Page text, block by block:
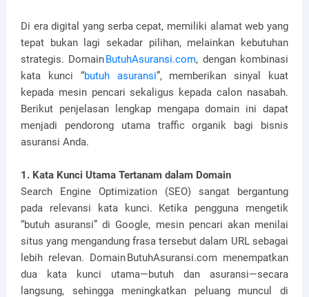
Di era digital yang serba cepat, memiliki alamat web yang
tepat bukan lagi sekadar pilihan, melainkan kebutuhan
strategis. DomainButuhAsuransi.com, dengan kombinasi
kata kunci “butuh asuransi”, memberikan sinyal kuat
kepada mesin pencari sekaligus kepada calon nasabah.
Berikut penjelasan lengkap mengapa domain ini dapat
menjadi pendorong utama traffic organik bagi bisnis
asuransi Anda.
1. Kata Kunci Utama Tertanam dalam Domain
Search Engine Optimization (SEO) sangat bergantung
pada relevansi kata kunci. Ketika pengguna mengetik
“butuh asuransi” di Google, mesin pencari akan menilai
situs yang mengandung frasa tersebut dalam URL sebagai
lebih relevan. Domain ButuhAsuransi.com menempatkan
dua kata kunci utama—butuh dan asuransi—secara
langsung, sehingga meningkatkan peluang muncul di